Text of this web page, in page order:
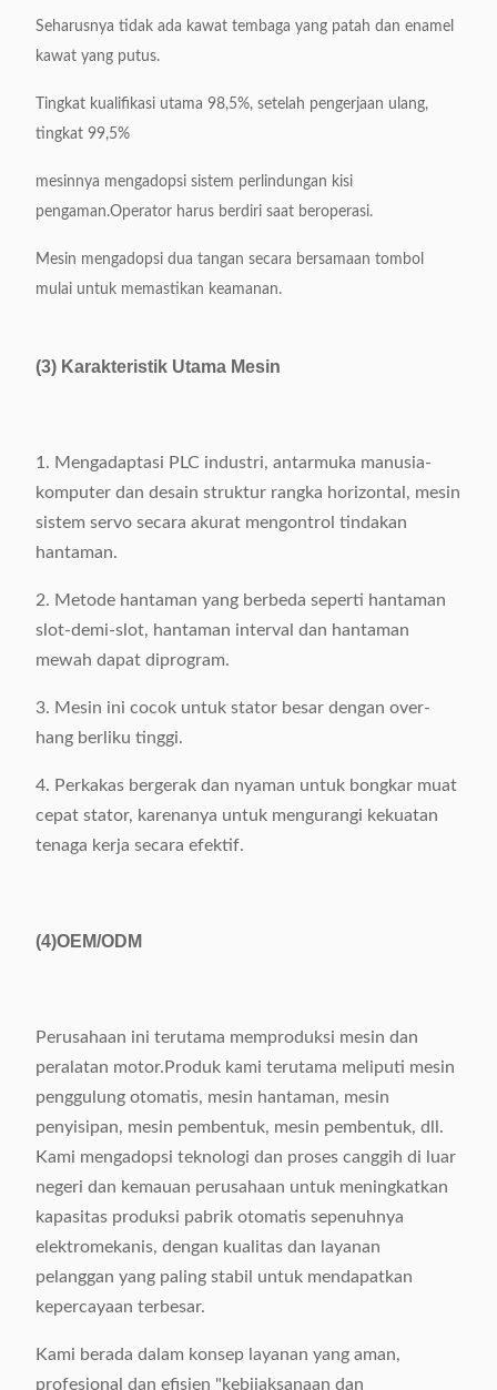
Seharusnya tidak ada kawat tembaga yang patah dan enamel
kawat yang putus.
Tingkat kualifikasi utama 98,5%, setelah pengerjaan ulang,
tingkat 99,5%
mesinnya mengadopsi sistem perlindungan kisi
pengaman.Operator harus berdiri saat beroperasi.
Mesin mengadopsi dua tangan secara bersamaan tombol
mulai untuk memastikan keamanan.
(3) Karakteristik Utama Mesin
1. Mengadaptasi PLC industri, antarmuka manusia-
komputer dan desain struktur rangka horizontal, mesin
sistem servo secara akurat mengontrol tindakan
hantaman.
2. Metode hantaman yang berbeda seperti hantaman
slot-demi-slot, hantaman interval dan hantaman
mewah dapat diprogram.
3. Mesin ini cocok untuk stator besar dengan over-
hang berliku tinggi.
4. Perkakas bergerak dan nyaman untuk bongkar muat
cepat stator, karenanya untuk mengurangi kekuatan
tenaga kerja secara efektif.
(4)OEM/ODM
Perusahaan ini terutama memproduksi mesin dan
peralatan motor.Produk kami terutama meliputi mesin
penggulung otomatis, mesin hantaman, mesin
penyisipan, mesin pembentuk, mesin pembentuk, dll.
Kami mengadopsi teknologi dan proses canggih di luar
negeri dan kemauan perusahaan untuk meningkatkan
kapasitas produksi pabrik otomatis sepenuhnya
elektromekanis, dengan kualitas dan layanan
pelanggan yang paling stabil untuk mendapatkan
kepercayaan terbesar.
Kami berada dalam konsep layanan yang aman,
profesional dan efisien "kebijaksanaan dan